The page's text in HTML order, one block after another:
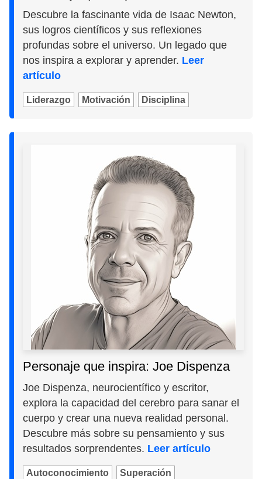
Descubre la fascinante vida de Isaac Newton,
sus logros científicos y sus reflexiones
profundas sobre el universo. Un legado que
nos inspira a explorar y aprender. Leer
artículo
Liderazgo Motivación Disciplina
Personaje que inspira: Joe Dispenza
Joe Dispenza, neurocientífico y escritor,
explora la capacidad del cerebro para sanar el
cuerpo y crear una nueva realidad personal.
Descubre más sobre su pensamiento y sus
resultados sorprendentes. Leer artículo
Autoconocimiento Superación